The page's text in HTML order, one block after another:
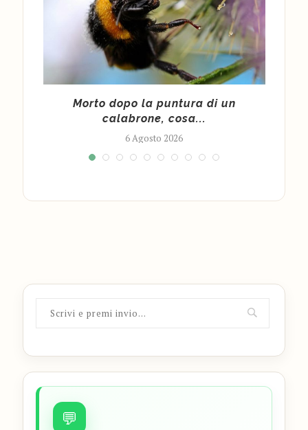
Morto dopo la puntura di un
calabrone, cosa...
6 Agosto 2026
💬